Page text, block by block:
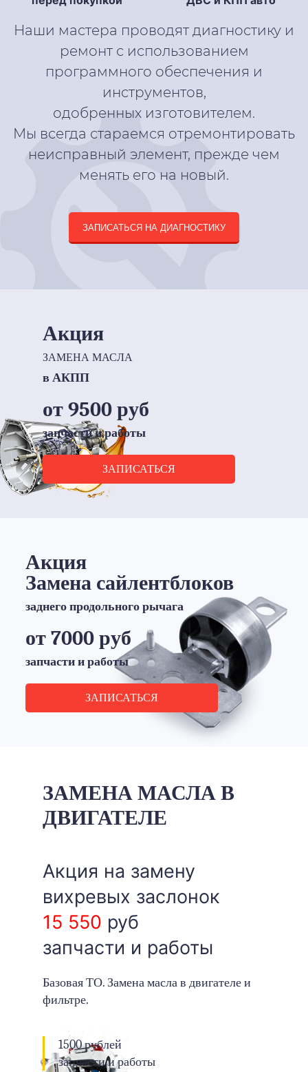
Наши мастера проводят диагностику и
ремонт с использованием
программного обеспечения и
инструментов,
одобренных изготовителем.
Мы всегда стараемся отремонтировать
неисправный элемент, прежде чем
менять его на новый.
ЗАПИСАТЬСЯ НА ДИАГНОСТИКУ
Акция
ЗАМЕНА МАСЛА
в АКПП
от 9500 руб
запчасти и работы
ЗАПИСАТЬСЯ
Акция
Замена сайлентблоков
заднего продольного рычага
от 7000 руб
запчасти и работы
ЗАПИСАТЬСЯ
ЗАМЕНА МАСЛА В
ДВИГАТЕЛЕ
Акция на замену
вихревых заслонок
15 550 руб
запчасти и работы
Базовая ТО. Замена масла в двигателе и
фильтре.
1500 рублей
запчасти и работы